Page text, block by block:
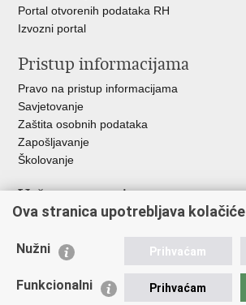
Portal otvorenih podataka RH
Izvozni portal
Pristup informacijama
Pravo na pristup informacijama
Savjetovanje
Zaštita osobnih podataka
Zapošljavanje
Školovanje
Važne poveznice
Ministarstvo unutarnjih poslova
Udruge
Policijska akademija
Ova stranica upotrebljava kolačiće
Nužni Prihvaćam
Funkcionalni Prihvaćam